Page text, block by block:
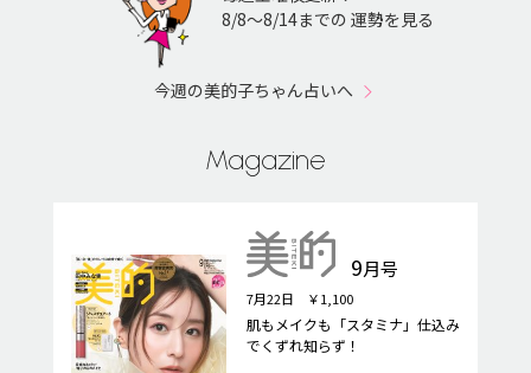
8/8〜8/14までの 運勢を見る
今週の美的子ちゃん占いへ
Magazine
9月号
7月22日 ￥1,100
肌もメイクも「スタミナ」仕込み
でくずれ知らず！